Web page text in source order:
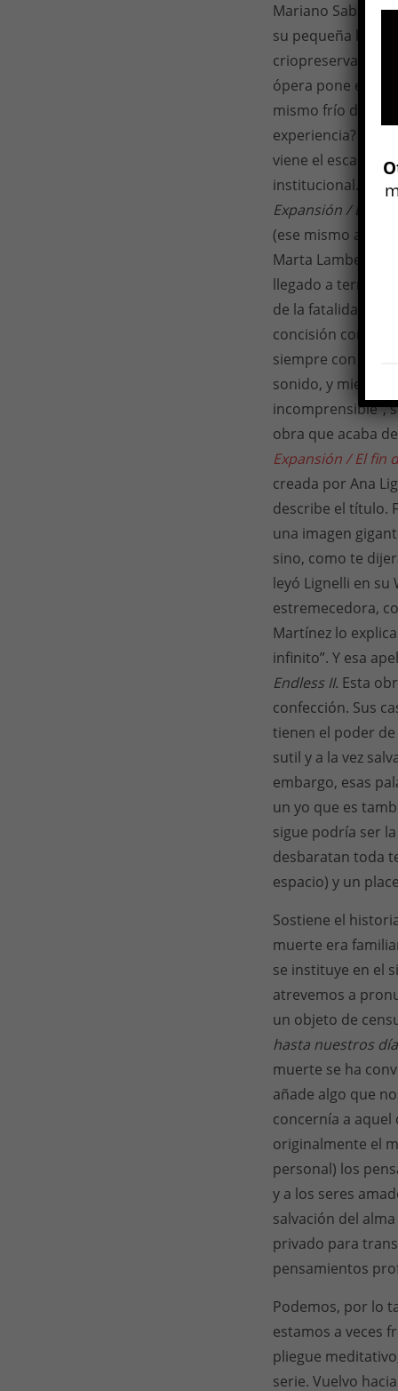
Mariano Saba, es
su pequeña hija,
criopreservación:
ópera pone en
mismo frío desde
experiencia?
viene el
institucional. En
Expansión / El fin
(ese mismo año
Marta Lambertini,
llegado a
de la fatalidad).
concisión con
siempre con los
sonido, y
incomprensible”,
obra que acaba
Expansión / El fin
creada por Ana
describe el título.
una imagen
sino, como te
leyó Lignelli en
estremecedora,
Martínez lo
infinito”. Y esa
Endless II. Esta
confección. Sus
tienen el poder
sutil y a la vez
embargo, esas
un yo que es
sigue podría ser
desbaratan toda
espacio) y un
Sostiene el
muerte era
se instituye en el
atrevemos a
un objeto de
hasta nuestros
muerte se ha
añade algo que
concernía a aquel
originalmente el
personal) los
y a los seres
salvación del
privado para
pensamientos
Podemos, por lo
estamos a veces
pliegue
serie. Vuelvo